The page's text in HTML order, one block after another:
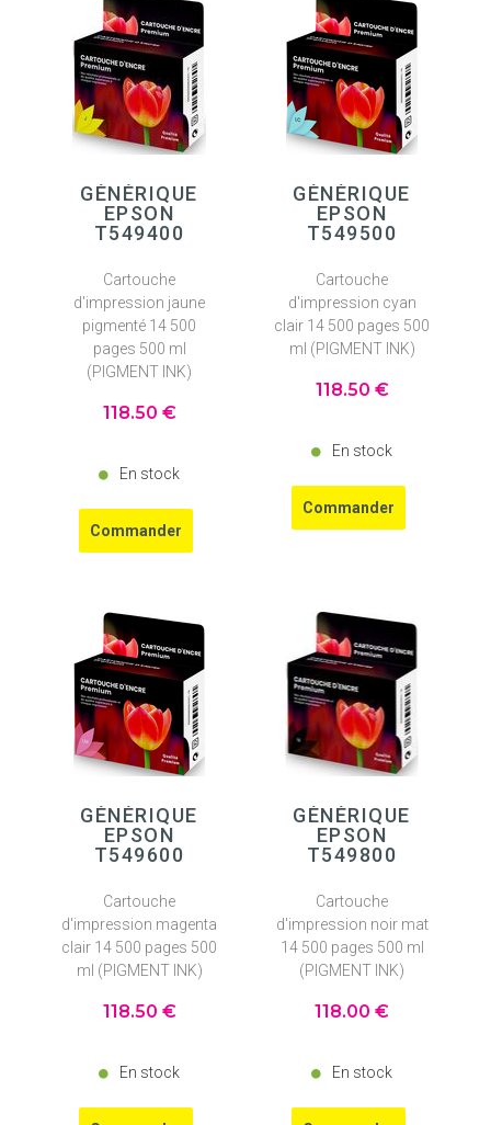
GÉNÉRIQUE
EPSON
T549400
Cartouche
d'impression jaune
pigmenté 14 500
pages 500 ml
(PIGMENT INK)
118.50 €
En stock
GÉNÉRIQUE
EPSON
T549500
Cartouche
d'impression cyan
clair 14 500 pages 500
ml (PIGMENT INK)
118.50 €
En stock
GÉNÉRIQUE
EPSON
T549600
Cartouche
d'impression magenta
clair 14 500 pages 500
ml (PIGMENT INK)
118.50 €
En stock
GÉNÉRIQUE
EPSON
T549800
Cartouche
d'impression noir mat
14 500 pages 500 ml
(PIGMENT INK)
118.00 €
En stock